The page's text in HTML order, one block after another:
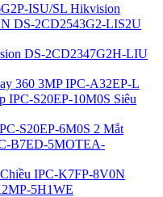
ISU/SL Hikvision
DS-2CD2543G2-LIS2U
DS-2CD2347G2H-LIU
360 3MP IPC-A32EP-L
IPC-S20EP-10M0S Siêu
S20EP-6M0S 2 Mắt
B7ED-5MOTEA-
IPC-K7FP-8V0N
5H1WE